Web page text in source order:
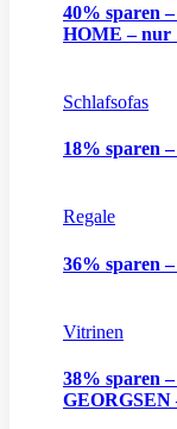
40% sparen
HOME – nur
Schlafsofas
18% sparen
Regale
36% sparen
Vitrinen
38% sparen
GEORGSEN